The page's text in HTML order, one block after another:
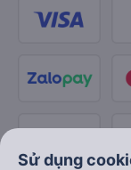
Sử dụng